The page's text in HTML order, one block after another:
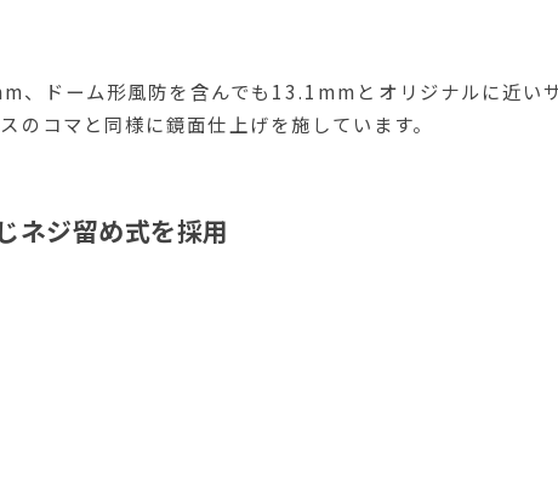
、ドーム形風防を含んでも13.1mmとオリジナルに近い
のコマと同様に鏡面仕上げを施しています。
ネジ留め式を採用